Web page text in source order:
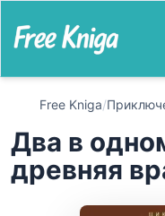
Free Kniga/
Два в
древняя